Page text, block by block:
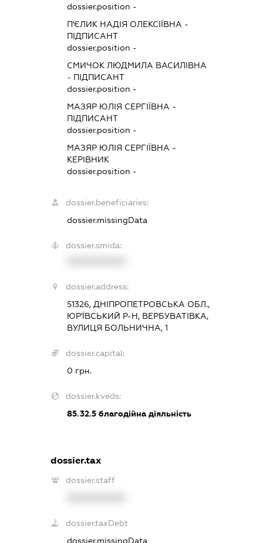
dossier.position -
П'ЄЛИК НАДІЯ ОЛЕКСІЇВНА -
ПІДПИСАНТ
dossier.position -
СМИЧОК ЛЮДМИЛА ВАСИЛІВНА
- ПІДПИСАНТ
dossier.position -
МАЗЯР ЮЛІЯ СЕРГІЇВНА -
ПІДПИСАНТ
dossier.position -
МАЗЯР ЮЛІЯ СЕРГІЇВНА -
КЕРІВНИК
dossier.position -
dossier.beneficiaries:
dossier.missingData
dossier.smida:
dossier.address:
51326, ДНІПРОПЕТРОВСЬКА ОБЛ.,
ЮР'ЇВСЬКИЙ Р-Н, ВЕРБУВАТІВКА,
ВУЛИЦЯ БОЛЬНИЧНА, 1
dossier.capital:
0 грн.
dossier.kveds:
85.32.5благодійна діяльність
dossier.tax
dossier.staff
dossier.taxDebt
dossier.missingData